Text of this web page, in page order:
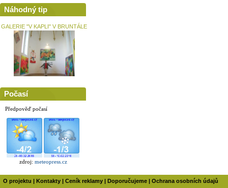
Náhodný tip
GALERIE "V KAPLI" V BRUNTÁLE
Počasí
Předpověď počasí
zdroj: meteopress.cz
O projektu Kontakty Ceník reklamy Doporučujeme
Ochrana osobních údajů